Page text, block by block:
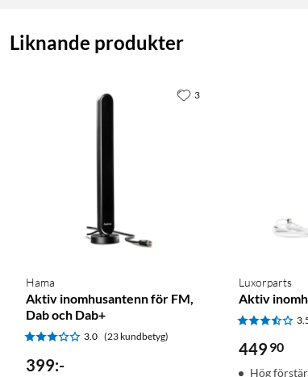
Liknande produkter
Hama
Aktiv inomhusantenn för FM,
Dab och Dab+
3.0 (23 kundbetyg)
399:-
3
Luxorparts
Aktiv
449 90
Hög